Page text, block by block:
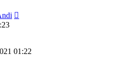
01:22